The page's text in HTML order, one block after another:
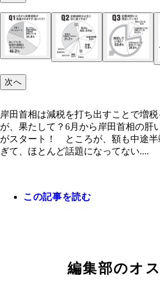
20代～60代の男性、各世
果の数字は小数点第2位を
31.2％の人が「減税の対
イオンでは定額減税をき
次へ
岸田首相は減税を打ち出すことで増
が、果たして？6月から岸田首相の肝
がスタート！ ところが、額も中途半
ぎて、ほとんど話題になってない....
この記事を読む
編集部のオ